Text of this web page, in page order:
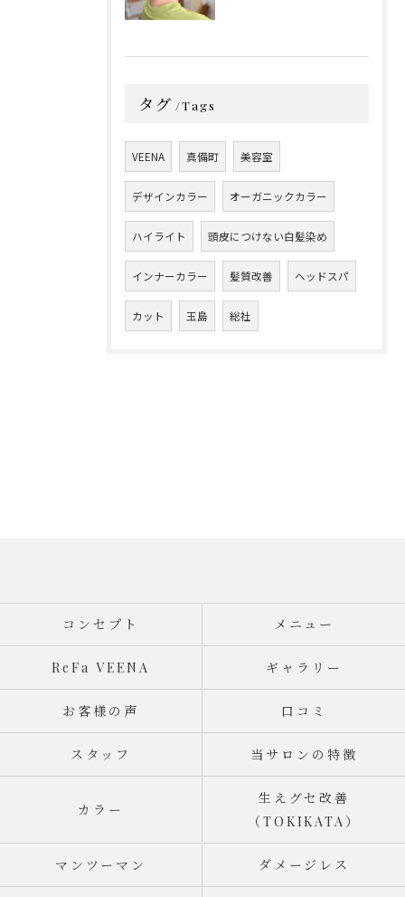
タグ Tags
VEENA 真備町 美容室
デザインカラー オーガニックカラー
ハイライト 頭皮につけない白髪染め
インナーカラー 髪質改善 ヘッドスパ
カット 玉島 総社
コンセプト メニュー
ReFa VEENA ギャラリー
お客様の声 口コミ
スタッフ 当サロンの特徴
カラー
生えグセ改善
（TOKIKATA）
マンツーマン ダメージレス